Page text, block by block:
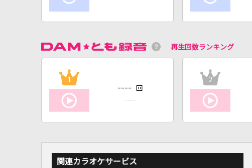
再生回数ランキング
1
---- 回
----
2
関連カラオケサービス